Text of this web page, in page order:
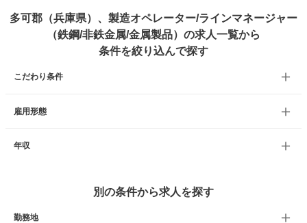
多可郡（兵庫県）、製造オペレーター/ラインマネージャー
（鉄鋼/非鉄金属/金属製品）の求人一覧から
条件を絞り込んで探す
こだわり条件
雇用形態
年収
別の条件から求人を探す
勤務地